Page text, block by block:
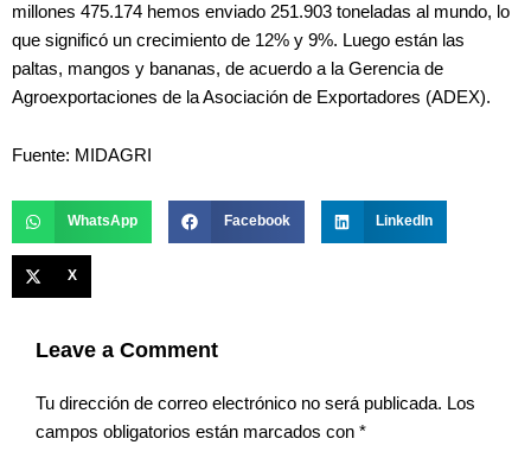
millones 475.174 hemos enviado 251.903 toneladas al mundo, lo
que significó un crecimiento de 12% y 9%. Luego están las
paltas, mangos y bananas, de acuerdo a la Gerencia de
Agroexportaciones de la Asociación de Exportadores (ADEX).
Fuente: MIDAGRI
WhatsApp Facebook LinkedIn
X
Leave a Comment
Tu dirección de correo electrónico no será publicada. Los
campos obligatorios están marcados con *